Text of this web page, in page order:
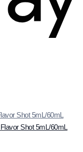
Shot 5mL/60mL